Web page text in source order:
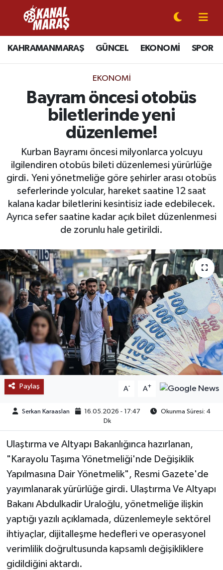
KAHRAMANMARAŞ GÜNCEL EKONOMİ SPOR
EKONOMI
Bayram öncesi otobüs
biletlerinde yeni
düzenleme!
Kurban Bayramı öncesi milyonlarca yolcuyu
ilgilendiren otobüs bileti düzenlemesi yürürlüğe
girdi. Yeni yönetmeliğe göre şehirler arası otobüs
seferlerinde yolcular, hareket saatine 12 saat
kalana kadar biletlerini kesintisiz iade edebilecek.
Ayrıca sefer saatine kadar açık bilet düzenlenmesi
de zorunlu hale getirildi.
Paylaş A- A+
Serkan Karaaslan 16.05.2026 - 17:47
Okunma Süresi: 4
Dk
Ulaştırma ve Altyapı Bakanlığınca hazırlanan,
"Karayolu Taşıma Yönetmeliği'nde Değişiklik
Yapılmasına Dair Yönetmelik", Resmi Gazete'de
yayımlanarak yürürlüğe girdi. Ulaştırma Ve Altyapı
Bakanı Abdulkadir Uraloğlu, yönetmeliğe ilişkin
yaptığı yazılı açıklamada, düzenlemeyle sektörel
ihtiyaçlar, dijitalleşme hedefleri ve operasyonel
verimlilik doğrultusunda kapsamlı değişikliklere
gidildiğini aktardı.
CANLI YAYIN
KAHRAMANMARAŞ
EKONOMİ
GÜNDEM
MAGAZİN
EĞİTİM
BÖLGE
KEŞFET
POPÜLER
DÜNYA
TREND
OTOMOTİV
TEKNOLOJİ
KÜLTÜR SANAT
Kahramanmaraş Nöbetçi Eczaneler
Kahramanmaraş Hava Durumu
Kahramanmaraş Namaz Vakitleri
Kahramanmaraş Trafik Yoğunluk Haritası
Süper Lig Puan Durumu ve Fikstür
Tüm Manşetler
Son Dakika Haberleri
Haber Arşivi